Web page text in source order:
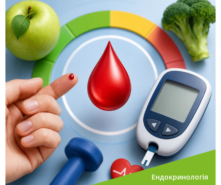
Ендокринологія